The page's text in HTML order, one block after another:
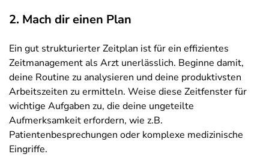
2. Mach dir einen Plan
Ein gut strukturierter Zeitplan ist für ein effizientes
Zeitmanagement als Arzt unerlässlich. Beginne damit,
deine Routine zu analysieren und deine produktivsten
Arbeitszeiten zu ermitteln. Weise diese Zeitfenster für
wichtige Aufgaben zu, die deine ungeteilte
Aufmerksamkeit erfordern, wie z.B.
Patientenbesprechungen oder komplexe medizinische
Eingriffe.